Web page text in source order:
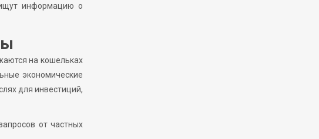
информацию о
на кошельках
экономические
для инвестиций,
от частных